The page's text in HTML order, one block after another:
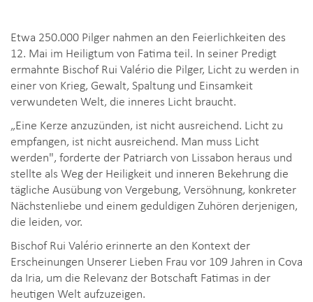
Etwa 250.000 Pilger nahmen an den Feierlichkeiten des
12. Mai im Heiligtum von Fatima teil. In seiner Predigt
ermahnte Bischof Rui Valério die Pilger, Licht zu werden in
einer von Krieg, Gewalt, Spaltung und Einsamkeit
verwundeten Welt, die inneres Licht braucht.
„Eine Kerze anzuzünden, ist nicht ausreichend. Licht zu
empfangen, ist nicht ausreichend. Man muss Licht
werden", forderte der Patriarch von Lissabon heraus und
stellte als Weg der Heiligkeit und inneren Bekehrung die
tägliche Ausübung von Vergebung, Versöhnung, konkreter
Nächstenliebe und einem geduldigen Zuhören derjenigen,
die leiden, vor.
Bischof Rui Valério erinnerte an den Kontext der
Erscheinungen Unserer Lieben Frau vor 109 Jahren in Cova
da Iria, um die Relevanz der Botschaft Fatimas in der
heutigen Welt aufzuzeigen.